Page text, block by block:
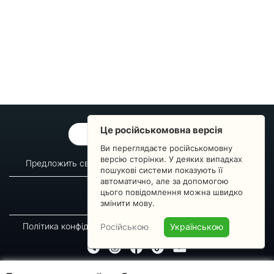
ОБРАТНАЯ СВЯЗЬ
Предложить свой вопрос Статистика изменений
О сервисе
Преподавателям
Новости
Пульс страны
Політика конфіденційності Угода підписника
Це російськомовна версія
Ви переглядаєте російськомовну
версію сторінки. У деяких випадках
пошукові системи показують її
автоматично, але за допомогою
цього повідомлення можна швидко
змінити мову.
Російською Українською